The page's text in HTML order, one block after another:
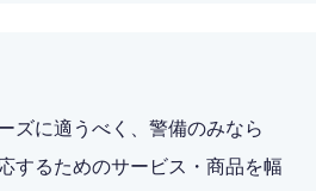
ズに適うべく、警備のみなら
するためのサービス・商品を幅